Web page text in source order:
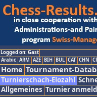
Logged on: Gast
Arabic ARM AZE BIH BUL CAT CHN
Home Tournament-
Turnierschach-Elozahl
Allgemeines Turnier